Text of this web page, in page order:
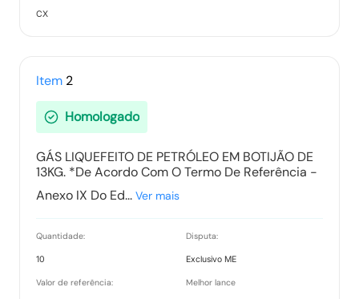
CX
Item 2
Homologado
GÁS LIQUEFEITO DE PETRÓLEO EM BOTIJÃO DE
13KG. *De Acordo Com O Termo De Referência -
Anexo IX Do Ed... Ver mais
Quantidade:
10
Disputa:
Exclusivo ME
Valor de referência: Melhor lance